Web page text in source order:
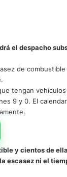
el despacho
de
tengan
9 y 0. El
y cientos de
escasez ni el